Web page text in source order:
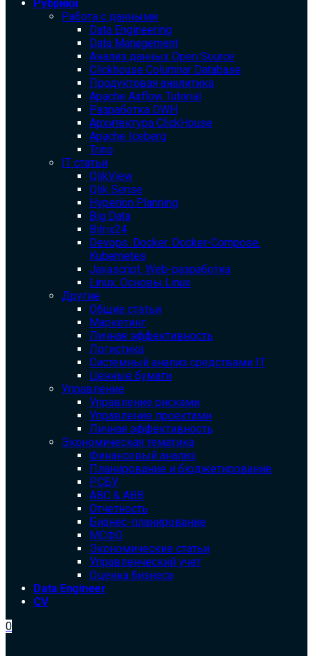
Рубрики
Работа с данными
Data Engineering
Data Management
Анализ данных Open Source
Clickhouse Columnar Database
Продуктовая аналитика
Apache Airflow Tutorial
Разработка DWH
Архитектура ClickHouse
Apache Iceberg
Trino
IT статьи
QlikView
Qlik Sense
Hyperion Planning
Big Data
Bitrix24
Devops. Docker. Docker-Compose.
Kubernetes
Javascript. Web-разработка
Linux. Основы Linux
Другие
Общие статьи
Маркетинг
Личная эффективность
Логистика
Системный анализ средствами IT
Ценные бумаги
Управление
Управление рисками
Управление проектами
Личная эффективность
Экономическая тематика
Финансовый анализ
Планирование и бюджетирование
РСБУ
ABC & ABB
Отчетность
Бизнес-планирование
МСФО
Экономические статьи
Управленческий учет
Оценка бизнеса
Data Engineer
CV
0